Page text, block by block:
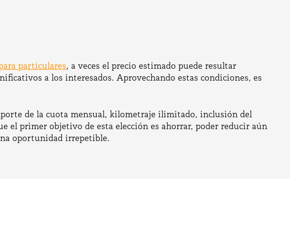
particulares, a veces el precio estimado puede resultar
a los interesados. Aprovechando estas condiciones, es
de la cuota mensual, kilometraje ilimitado, inclusión del
el primer objetivo de esta elección es ahorrar, poder reducir aún
oportunidad irrepetible.